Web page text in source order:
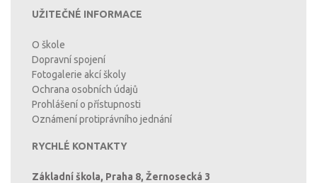
UŽITEČNÉ INFORMACE
O škole
Dopravní spojení
Fotogalerie akcí školy
Ochrana osobních údajů
Prohlášení o přístupnosti
Oznámení protiprávního jednání
RYCHLÉ KONTAKTY
Základní škola, Praha 8, Žernosecká 3